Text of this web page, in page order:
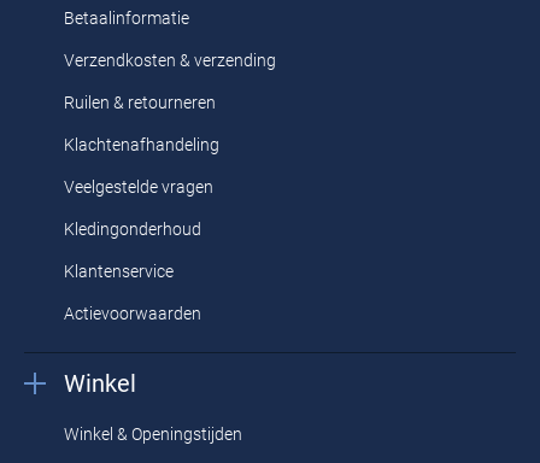
Betaalinformatie
Verzendkosten & verzending
Ruilen & retourneren
Klachtenafhandeling
Veelgestelde vragen
Kledingonderhoud
Klantenservice
Actievoorwaarden
Winkel
Winkel & Openingstijden